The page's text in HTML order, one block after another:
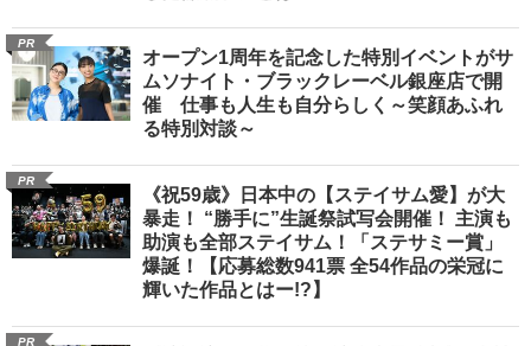
PR
オープン1周年を記念した特別イベントがサ
ムソナイト・ブラックレーベル銀座店で開
催 仕事も人生も自分らしく～笑顔あふれ
る特別対談～
PR
《祝59歳》日本中の【ステイサム愛】が大
暴走！ “勝手に”生誕祭試写会開催！ 主演も
助演も全部ステイサム！「ステサミー賞」
爆誕！【応募総数941票 全54作品の栄冠に
輝いた作品とはー!?】
PR